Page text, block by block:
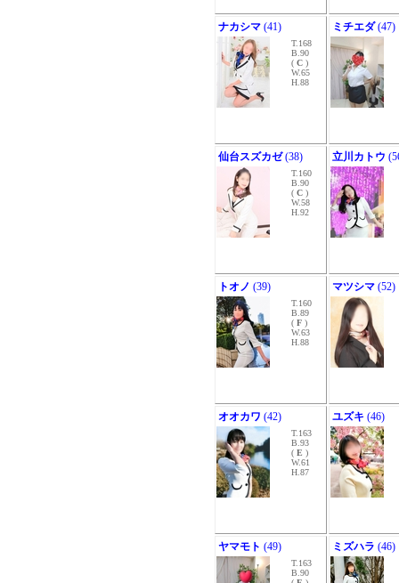
ナカシマ (41)
T.168
B.90
( C )
W.65
H.88
ミチエダ(47)
仙台スズカゼ(38)
T.160
B.90
( C )
W.58
H.92
立川カトウ
トオノ (39)
T.160
B.89
( F )
W.63
H.88
マツシマ (52)
オオカワ (42)
T.163
B.93
( E )
W.61
H.87
ユズキ (46)
ヤマモト (49)
T.163
B.90
ミズハラ (46)